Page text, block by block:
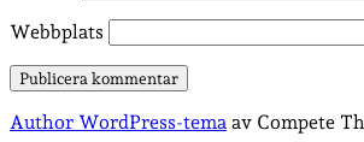
Webbplats
Author WordPress-tema av Compete